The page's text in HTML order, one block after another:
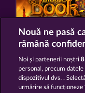
MAGIC BOOK
Nouă ne pasă
rămână
Noi și partenerii noștri
personal, precum
dispozitivul dvs. .
urmărire să